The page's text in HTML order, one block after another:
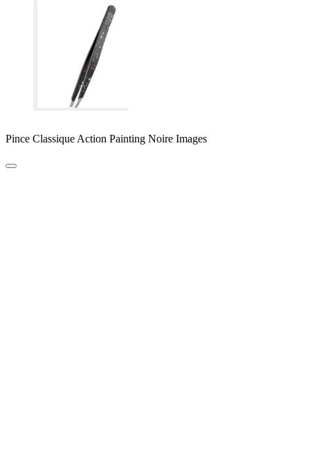
Pince Classique Action Painting Noire Images